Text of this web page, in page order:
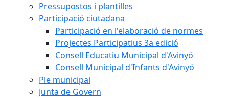
Pressupostos i plantilles
Participació ciutadana
Participació en l'elaboració de normes
Projectes Participatius 3a edició
Consell Educatiu Municipal d'Avinyó
Consell Municipal d'Infants d'Avinyó
Ple municipal
Junta de Govern